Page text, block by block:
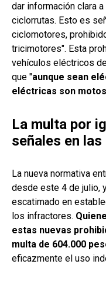
dar información clara
ciclorrutas. Esto es
ciclomotores,
tricimotores". Esta
vehículos eléctricos
que "aunque sean
eléctricas son
La multa por
señales en
La nueva normativa
desde este 4 de julio,
escatimado en
los infractores.
estas nuevas
multa de 604.000
eficazmente el uso